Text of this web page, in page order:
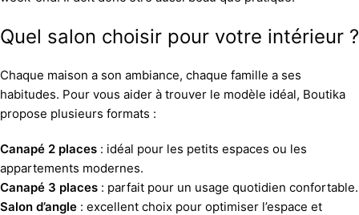
Quel salon choisir pour votre intérieur ?
Chaque maison a son ambiance, chaque famille a ses
habitudes. Pour vous aider à trouver le modèle idéal, Boutika
propose plusieurs formats :
Canapé 2 places : idéal pour les petits espaces ou les
appartements modernes.
Canapé 3 places : parfait pour un usage quotidien confortable.
Salon d’angle : excellent choix pour optimiser l’espace et